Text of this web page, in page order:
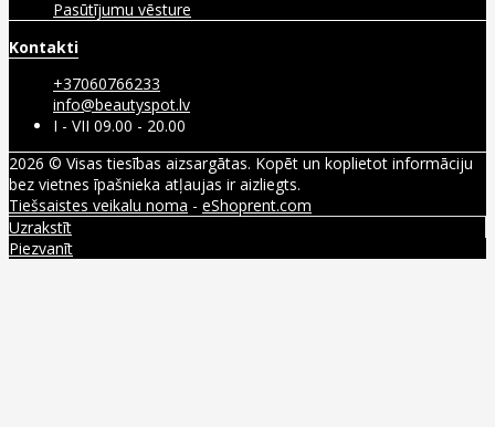
Pasūtījumu vēsture
Kontakti
+37060766233
info@beautyspot.lv
I - VII 09.00 - 20.00
2026 © Visas tiesības aizsargātas. Kopēt un koplietot informāciju
bez vietnes īpašnieka atļaujas ir aizliegts.
Tiešsaistes veikalu noma - eShoprent.com
Uzrakstīt
Piezvanīt